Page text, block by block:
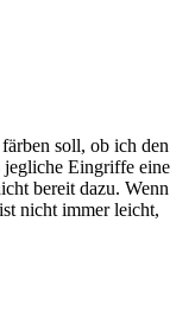
soll, ob ich den
jegliche Eingriffe eine
bereit dazu. Wenn
nicht immer leicht,